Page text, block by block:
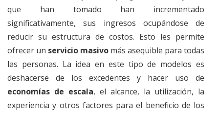
que han tomado han incrementado
significativamente, sus ingresos ocupándose de
reducir su estructura de costos. Esto les permite
ofrecer un servicio masivo más asequible para todas
las personas. La idea en este tipo de modelos es
deshacerse de los excedentes y hacer uso de
economías de escala, el alcance, la utilización, la
experiencia y otros factores para el beneficio de los